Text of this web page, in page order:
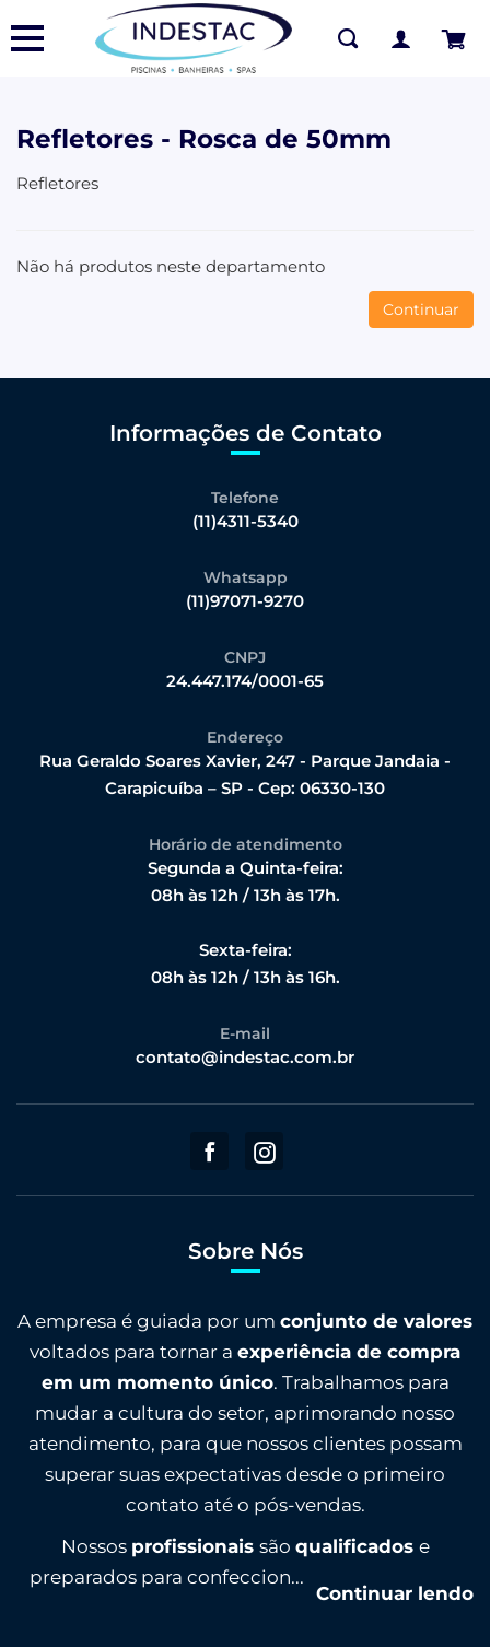
Refletores - Rosca de 50mm
Refletores
Não há produtos neste departamento
Continuar
Informações de Contato
Telefone
(11)4311-5340
Whatsapp
(11)97071-9270
CNPJ
24.447.174/0001-65
Endereço
Rua Geraldo Soares Xavier, 247 - Parque Jandaia -
Carapicuíba – SP - Cep: 06330-130
Horário de atendimento
Segunda a Quinta-feira:
08h às 12h / 13h às 17h.
Sexta-feira:
08h às 12h / 13h às 16h.
E-mail
contato@indestac.com.br
Sobre Nós
A empresa é guiada por um conjunto de valores
voltados para tornar a experiência de compra
em um momento único. Trabalhamos para
mudar a cultura do setor, aprimorando nosso
atendimento, para que nossos clientes possam
superar suas expectativas desde o primeiro
contato até o pós-vendas.
Nossos profissionais são qualificados e
preparados para confeccion...
Continuar lendo